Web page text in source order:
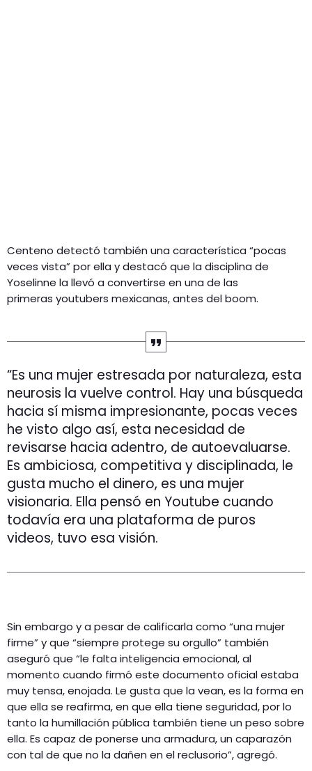
Centeno detectó también una característica “pocas
veces vista” por ella y destacó que la disciplina de
Yoselinne la llevó a convertirse en una de las
primeras youtubers mexicanas, antes del boom.
“Es una mujer estresada por naturaleza, esta
neurosis la vuelve control. Hay una búsqueda
hacia sí misma impresionante, pocas veces
he visto algo así, esta necesidad de
revisarse hacia adentro, de autoevaluarse.
Es ambiciosa, competitiva y disciplinada, le
gusta mucho el dinero, es una mujer
visionaria. Ella pensó en Youtube cuando
todavía era una plataforma de puros
videos, tuvo esa visión.
Sin embargo y a pesar de calificarla como “una mujer
firme” y que “siempre protege su orgullo” también
aseguró que “le falta inteligencia emocional, al
momento cuando firmó este documento oficial estaba
muy tensa, enojada. Le gusta que la vean, es la forma en
que ella se reafirma, en que ella tiene seguridad, por lo
tanto la humillación pública también tiene un peso sobre
ella. Es capaz de ponerse una armadura, un caparazón
con tal de que no la dañen en el reclusorio”, agregó.